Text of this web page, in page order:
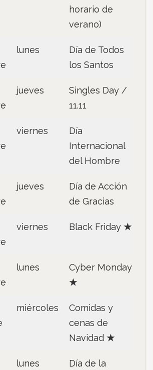
horario de
verano)
lunes
Día de Todos
los Santos
jueves
Singles Day /
11.11
viernes
Día
Internacional
del Hombre
jueves
Día de Acción
de Gracias
viernes Black Friday ★
lunes
Cyber Monday
★
miércoles
Comidas y
cenas de
Navidad ★
lunes
Día de la